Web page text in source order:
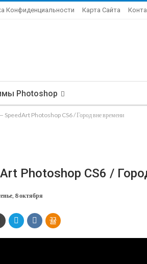
Конфиденциальности Карта Сайта
Photoshop
Photoshop CS6 / Город вне времени
Photoshop CS6 /
8 октября